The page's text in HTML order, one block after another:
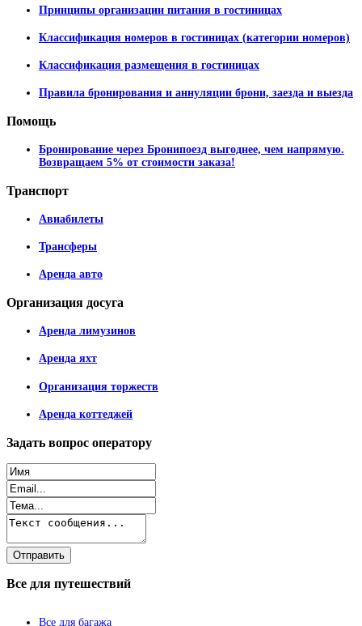
Принципы организации питания в гостиницах
Классификация номеров в гостиницах (категории номеров)
Классификация размещения в гостиницах
Правила бронирования и аннуляции брони, заезда и выезда
Помощь
Бронирование через Бронипоезд выгоднее, чем напрямую.
Возвращаем 5% от стоимости заказа!
Транспорт
Авиабилеты
Трансферы
Аренда авто
Организация досуга
Аренда лимузинов
Аренда яхт
Организация торжеств
Аренда коттеджей
Задать вопрос оператору
Все для путешествий
Все для багажа